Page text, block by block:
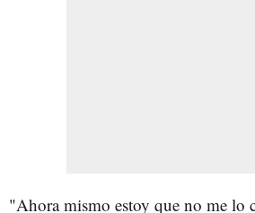
"Ahora mismo estoy que no me lo